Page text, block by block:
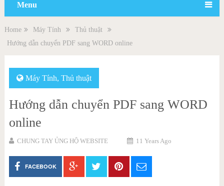
Menu
Home Máy Tính
Thủ thuật
Hướng dẫn chuyển PDF sang WORD online
Máy Tính, Thủ thuật
Hướng dẫn chuyển PDF sang WORD
online
CHUNG TAY ỦNG HỘ WEBSITE 11 Years Ago
FACEBOOK